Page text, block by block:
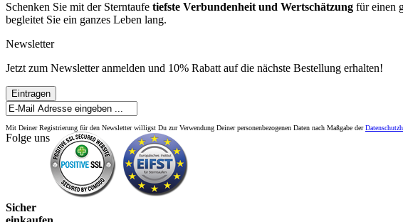
Schenken Sie mit der Sterntaufe tiefste Verbundenheit und Wertschätzung für einen
begleitet Sie ein ganzes Leben lang.
Newsletter
Jetzt zum Newsletter anmelden und 10% Rabatt auf die nächste Bestellung erhalten!
Eintragen
Mit Deiner Registrierung für den Newsletter willigst Du zur Verwendung Deiner personenbezogenen Daten nach Maßgabe der
Folge uns
Sicher